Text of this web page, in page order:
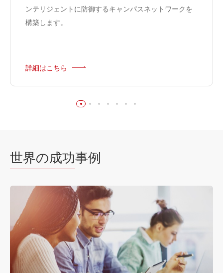
ンテリジェントに防御するキャンパスネットワークを
構築します。
詳細はこちら
世界の成功事例